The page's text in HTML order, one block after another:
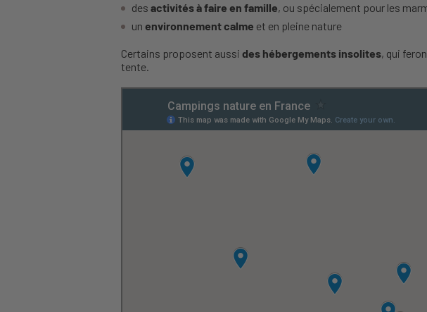
des activités à faire en famille, ou spécialement pour les
un environnement calme et en pleine nature
Certains proposent aussi des hébergements insolites, qui
tente.